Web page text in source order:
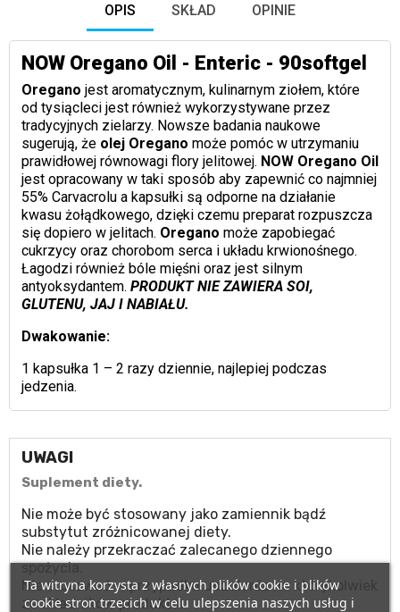
OPIS SKŁAD OPINIE
NOW Oregano Oil - Enteric - 90softgel
Oregano jest aromatycznym, kulinarnym ziołem, które
od tysiącleci jest również wykorzystywane przez
tradycyjnych zielarzy. Nowsze badania naukowe
sugerują, że olej Oregano może pomóc w utrzymaniu
prawidłowej równowagi flory jelitowej. NOW Oregano Oil
jest opracowany w taki sposób aby zapewnić co najmniej
55% Carvacrolu a kapsułki są odporne na działanie
kwasu żołądkowego, dzięki czemu preparat rozpuszcza
się dopiero w jelitach. Oregano może zapobiegać
cukrzycy oraz chorobom serca i układu krwionośnego.
Łagodzi również bóle mięśni oraz jest silnym
antyoksydantem. PRODUKT NIE ZAWIERA SOI,
GLUTENU, JAJ I NABIAŁU.
Dwakowanie:
1 kapsułka 1 – 2 razy dziennie, najlepiej podczas
jedzenia.
UWAGI
Suplement diety.
Nie może być stosowany jako zamiennik bądź
substytut zróżnicowanej diety.
Nie należy przekraczać zalecanego dziennego
spożycia.
Nie stosować w przypadku uczulenia na którykolwiek
ze składników produktu.
Ta witryna korzysta z własnych plików cookie i plików
cookie stron trzecich w celu ulepszenia naszych usług i